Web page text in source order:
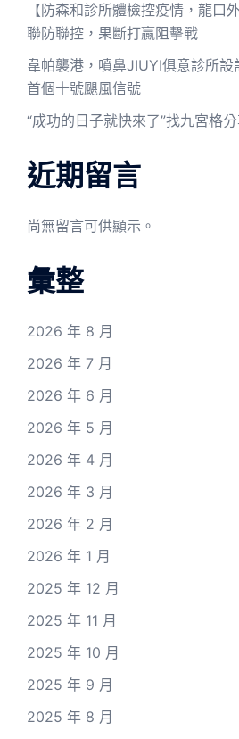
【防森和診所體檢控疫情，龍口
聯防聯控，果斷打贏阻擊戰
韋帕襲港，噴鼻JIUYI俱意診所
首個十號颶風信號
“成功的日子就快來了”找九宮格
近期留言
尚無留言可供顯示。
彙整
2026 年 8 月
2026 年 7 月
2026 年 6 月
2026 年 5 月
2026 年 4 月
2026 年 3 月
2026 年 2 月
2026 年 1 月
2025 年 12 月
2025 年 11 月
2025 年 10 月
2025 年 9 月
2025 年 8 月